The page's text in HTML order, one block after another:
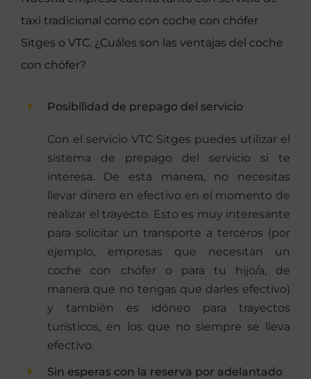
taxi tradicional como con coche con chófer
Sitges o VTC. ¿Cuáles son las ventajas del coche
con chófer?
Posibilidad de prepago del servicio
Con el servicio VTC Sitges puedes utilizar el
sistema de prepago del servicio si te
interesa. De esta manera, no necesitas
llevar dinero en efectivo en el momento de
realizar el trayecto. Esto es muy interesante
para solicitar un transporte a terceros (por
ejemplo, empresas que necesitan un
coche con chófer o para tu hijo/a, de
manera que no tengas que darles efectivo)
y también es idóneo para trayectos
turísticos, en los que no siempre se lleva
efectivo.
Sin esperas con la reserva por adelantado